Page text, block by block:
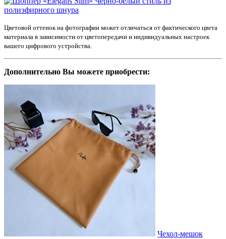
Цветовой оттенок на фотографии может отличаться от фактического цвета
материала в зависимости от цветопередачи и индивидуальных настроек
вашего цифрового устройства.
Дополнительно Вы можете приобрести:
Чехол-мешок